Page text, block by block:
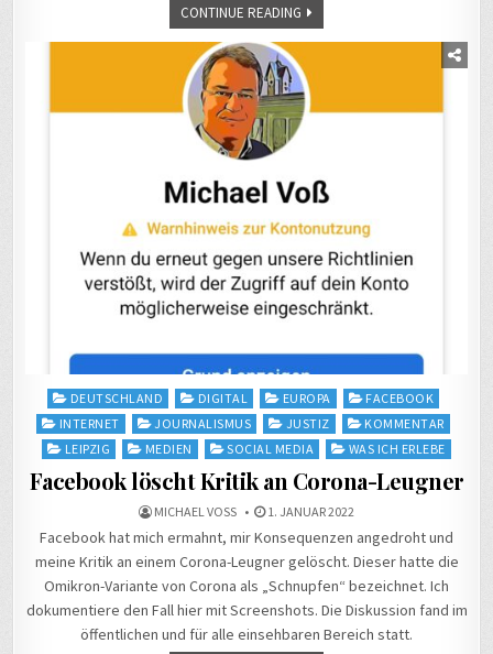
CONTINUE READING
Posted
in
DEUTSCHLAND DIGITAL EUROPA
FACEBOOK
INTERNET
JOURNALISMUS JUSTIZ
KOMMENTAR
LEIPZIG
MEDIEN SOCIAL MEDIA WAS ICH ERLEBE
Facebook löscht Kritik an Corona-Leugner
MICHAEL VOSS 1. JANUAR 2022
Facebook hat mich ermahnt, mir Konsequenzen angedroht und
meine Kritik an einem Corona-Leugner gelöscht. Dieser hatte die
Omikron-Variante von Corona als „Schnupfen“ bezeichnet. Ich
dokumentiere den Fall hier mit Screenshots. Die Diskussion fand im
öffentlichen und für alle einsehbaren Bereich statt.